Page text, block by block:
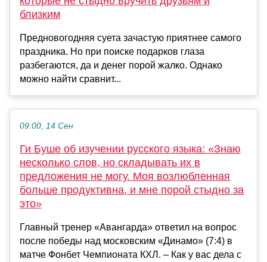
близким
Предновогодняя суета зачастую приятнее самого
праздника. Но при поиске подарков глаза
разбегаются, да и денег порой жалко. Однако
можно найти сравнит...
09:00, 14 Сен
Ги Буше об изучении русского языка: «Знаю
несколько слов, но складывать их в
предложения не могу. Моя возлюбленная
больше продуктивна, и мне порой стыдно за
это»
Главный тренер «Авангарда» ответил на вопрос
после победы над московским «Динамо» (7:4) в
матче Фонбет Чемпионата КХЛ. – Как у вас дела с